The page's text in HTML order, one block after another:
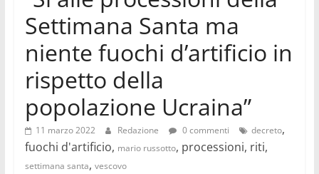
cronaca,
economia,
sport,
eventi,
spettacoli,
musica,
cultura,
scienza,
medicina
Settimana Santa ma
niente fuochi d’artificio in
rispetto della
popolazione Ucraina”
11 marzo 2022 Redazione 0 commenti decreto,
fuochi d'artificio, mario russotto, processioni, riti,
settimana santa, vescovo